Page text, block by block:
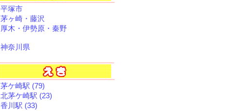
平塚市
茅ヶ崎・藤沢
厚木・伊勢原・秦野
神奈川県
茅ケ崎駅 (79)
北茅ケ崎駅 (23)
香川駅 (33)